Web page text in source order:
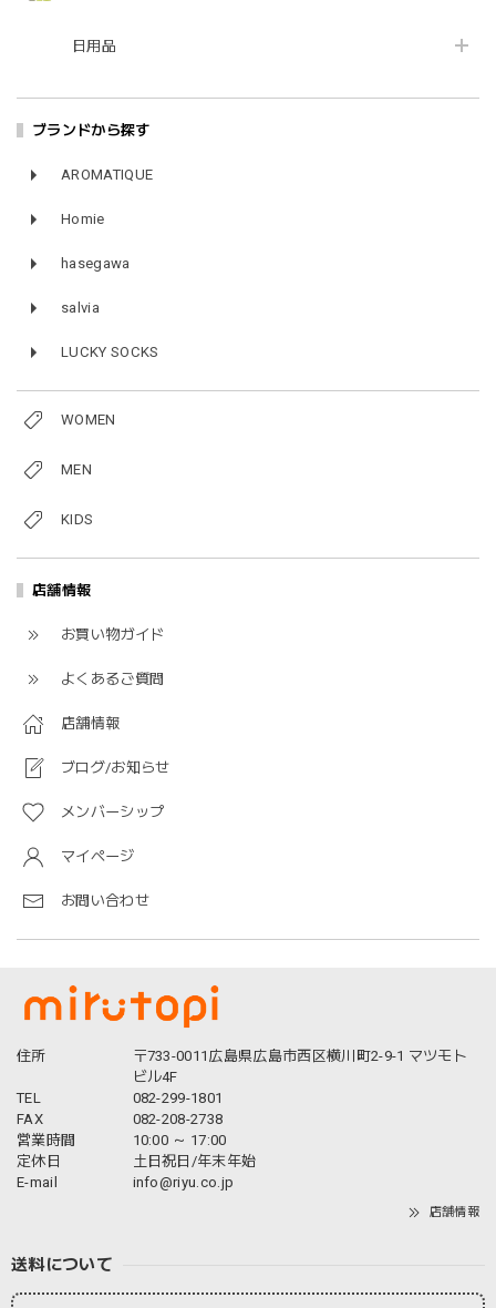
日用品
ブランドから探す
AROMATIQUE
Homie
hasegawa
salvia
LUCKY SOCKS
WOMEN
MEN
KIDS
店舗情報
お買い物ガイド
よくあるご質問
店舗情報
ブログ/お知らせ
メンバーシップ
マイページ
お問い合わせ
住所
〒733-0011広島県広島市西区横川町2-9-1 マツモト
ビル4F
TEL
082-299-1801
FAX
082-208-2738
営業時間
10:00 ～ 17:00
定休日
土日祝日/年末年始
E-mail
info@riyu.co.jp
店舗情報
送料について